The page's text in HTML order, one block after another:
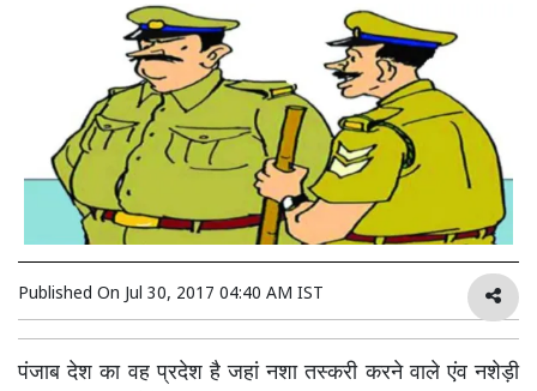
Published On Jul 30, 2017 04:40 AM IST
पंजाब देश का वह प्रदेश है जहां नशा तस्करी करने वाले एंव नशेड़ी